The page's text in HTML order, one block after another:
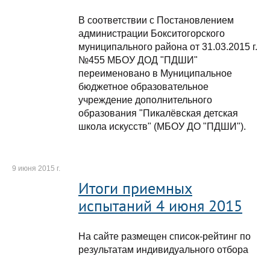
В соответствии с Постановлением
администрации Бокситогорского
муниципального района от 31.03.2015 г.
№455 МБОУ ДОД "ПДШИ"
переименовано в Муниципальное
бюджетное образовательное
учреждение дополнительного
образования "Пикалёвская детская
школа искусств" (МБОУ ДО "ПДШИ").
9 июня 2015 г.
Итоги приемных
испытаний 4 июня 2015
На сайте размещен список-рейтинг по
результатам индивидуального отбора